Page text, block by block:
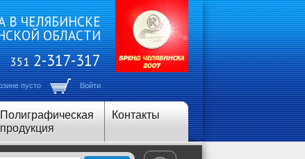
В ЧЕЛЯБИНСКЕ
ОБЛАСТИ
3512-317-317
пусто Войти
Полиграфическая
продукция
Контакты